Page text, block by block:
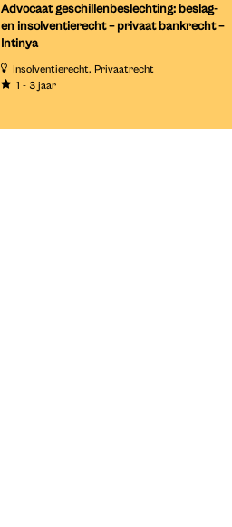
Advocaat geschillenbeslechting: beslag-
en insolventierecht – privaat bankrecht –
Intinya
Insolventierecht Privaatrecht
1 - 3 jaar